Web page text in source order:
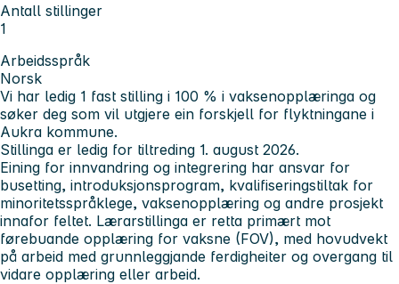
Antall stillinger
1
Arbeidsspråk
Norsk
Vi har ledig 1 fast stilling i 100 % i vaksenopplæringa og
søker deg som vil utgjere ein forskjell for flyktningane i
Aukra kommune.
Stillinga er ledig for tiltreding 1. august 2026.
Eining for innvandring og integrering har ansvar for
busetting, introduksjonsprogram, kvalifiseringstiltak for
minoritetsspråklege, vaksenopplæring og andre prosjekt
innafor feltet. Lærarstillinga er retta primært mot
førebuande opplæring for vaksne (FOV), med hovudvekt
på arbeid med grunnleggjande ferdigheiter og overgang til
vidare opplæring eller arbeid.